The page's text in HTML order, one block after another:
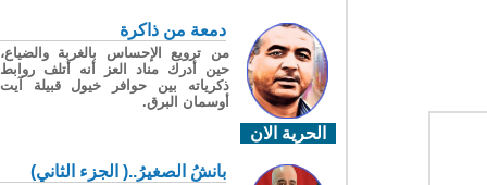
الحرية الان
دمعة من ذاكرة
من ترويع الإحساس بالغربة والضياع،
حين أدرك مناد العز أنه أتلف روابط
ذكرياته بين حوافر خيول قبيلة آيت
أوسمان البرق.
بانشُ الصغيرُ..( الجزء الثاني)